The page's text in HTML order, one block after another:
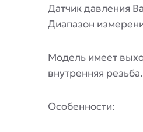
Датчик давления
Диапазон
Модель имеет
внутренняя
Особенности: